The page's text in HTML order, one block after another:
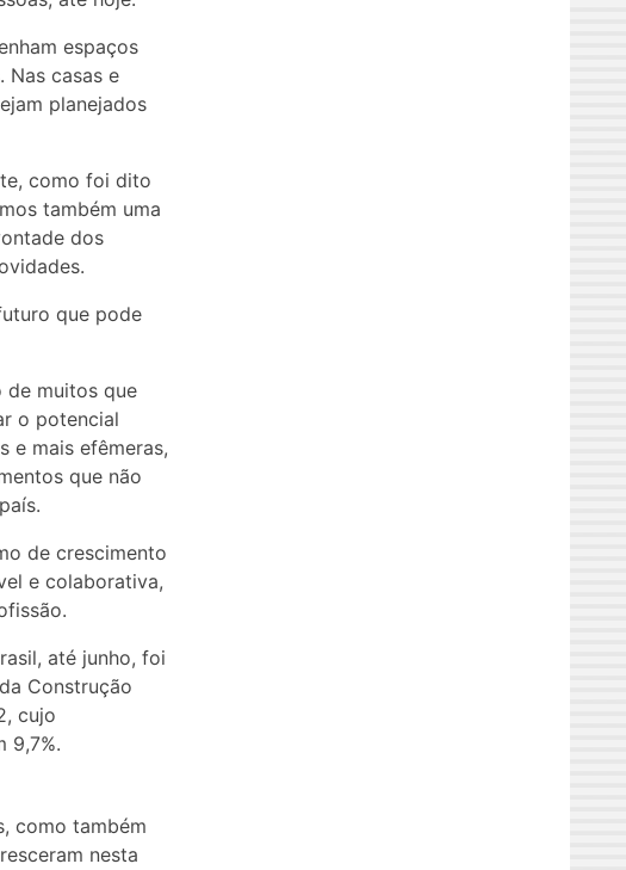
espaços
Nas casas e
planejados
como foi dito
também uma
dos
que pode
de muitos que
o potencial
e mais efêmeras,
que não
de crescimento
e colaborativa,
até junho, foi
Construção
cujo
9,7%.
como também
nesta